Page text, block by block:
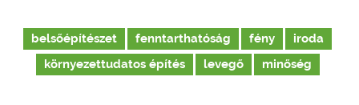
belsőépítészet fenntarthatóság fény
iroda
környezettudatos építés
levegő minőség